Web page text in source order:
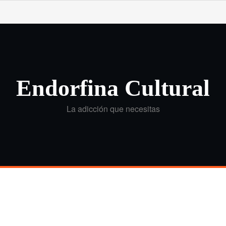
Endorfina Cultural
La adicción que necesitas